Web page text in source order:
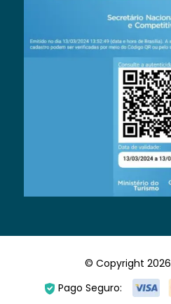
© Copyright 2026
Pago Seguro: